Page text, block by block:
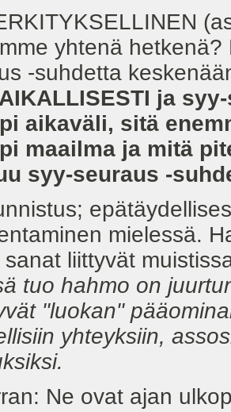
yhtenä
-suhdetta
ja
aikaväli, sitä
maailma ja mitä
syy-seuraus -
mielessä.
sanat liittyvät
tuo hahmo on
"luokan"
yhteyksiin,
Ne ovat ajan